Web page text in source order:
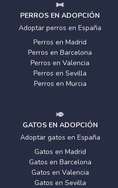
PERROS EN ADOPCIÓN
Adoptar perros en España
Perros en Madrid
Perros en Barcelona
Perros en Valencia
Perros en Sevilla
Perros en Murcia
GATOS EN ADOPCIÓN
Adoptar gatos en España
Gatos en Madrid
Gatos en Barcelona
Gatos en Valencia
Gatos en Sevilla